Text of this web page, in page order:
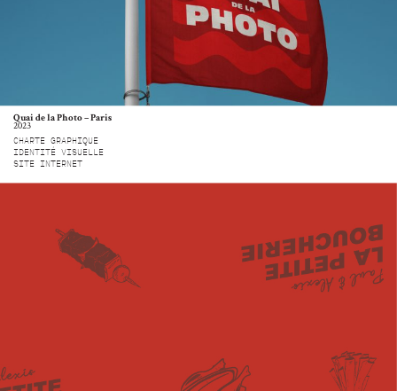
Quai de la Photo – Paris
2023
CHARTE GRAPHIQUE
IDENTITÉ VISUELLE
SITE INTERNET